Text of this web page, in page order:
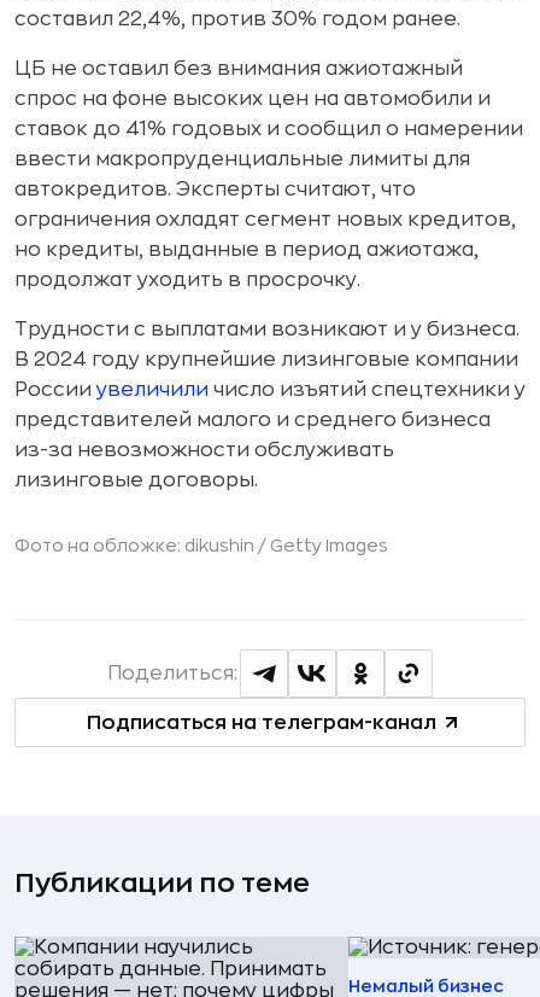
составил 22,4%, против 30% годом ранее.
ЦБ не оставил без внимания ажиотажный
спрос на фоне высоких цен на автомобили и
ставок до 41% годовых и сообщил о намерении
ввести макропруденциальные лимиты для
автокредитов. Эксперты считают, что
ограничения охладят сегмент новых кредитов,
но кредиты, выданные в период ажиотажа,
продолжат уходить в просрочку.
Трудности с выплатами возникают и у бизнеса.
В 2024 году крупнейшие лизинговые компании
Россииувеличили число изъятий спецтехники у
представителей малого и среднего бизнеса
из-за невозможности обслуживать
лизинговые договоры.
Фото на обложке: dikushin / Getty Images
Подписаться на телеграм-канал
Поделиться:
Публикации по теме
Немалый бизнес